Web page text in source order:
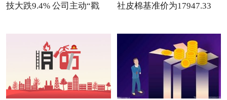
技大跌9.4% 公司主动“戳
社皮棉基准价为17947.33